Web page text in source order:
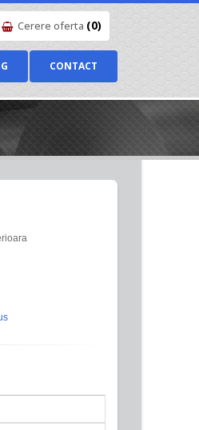
Cerere oferta (0)
CONTACT